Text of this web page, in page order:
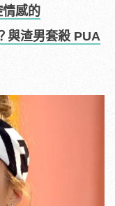
情感的
與渣男套殺 PUA